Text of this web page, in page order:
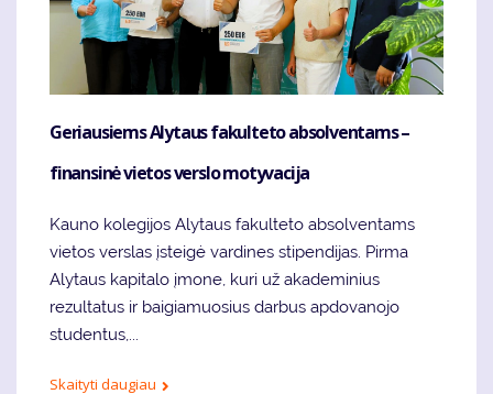
Geriausiems Alytaus fakulteto absolventams –
finansinė vietos verslo motyvacija
Kauno kolegijos Alytaus fakulteto absolventams
vietos verslas įsteigė vardines stipendijas. Pirma
Alytaus kapitalo įmone, kuri už akademinius
rezultatus ir baigiamuosius darbus apdovanojo
studentus,...
Skaityti daugiau